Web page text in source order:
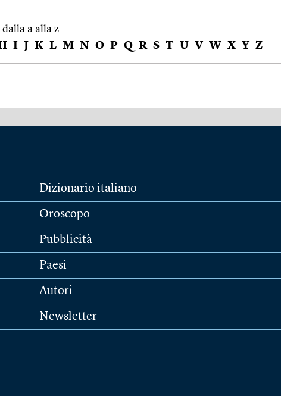
a alla z
I J K L M N O P Q R S T U V W X Y Z
Dizionario italiano
Oroscopo
Pubblicità
Paesi
Autori
Newsletter